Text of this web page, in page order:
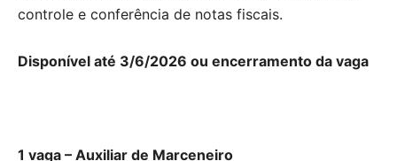
controle e conferência de notas fiscais.
Disponível até 3/6/2026 ou encerramento da vaga
1 vaga – Auxiliar de Marceneiro